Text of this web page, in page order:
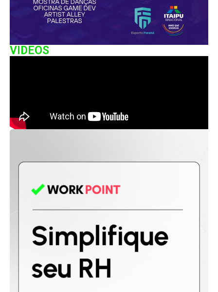
VIDEOS